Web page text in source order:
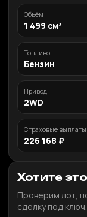
Объём
1 499 см³
Топливо
Бензин
Привод
2WD
Страховые выплаты
226 168 ₽
Хотите
Проверим лот,
сделку под ключ.